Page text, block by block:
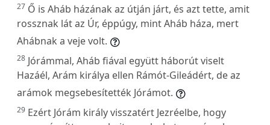
27 Ő is Aháb házának az útján járt, és azt tette, amit
rossznak lát az Úr, éppúgy, mint Aháb háza, mert
Ahábnak a veje volt.
28 Jórámmal, Aháb fiával együtt háborút viselt
Hazáél, Arám királya ellen Rámót-Gileádért, de az
arámok megsebesítették Jórámot.
29 Ezért Jórám király visszatért Jezréelbe, hogy